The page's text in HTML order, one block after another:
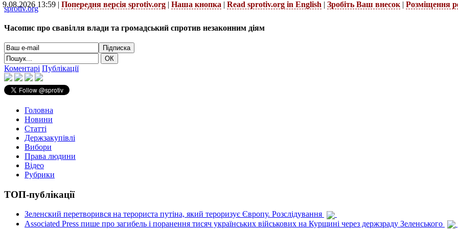
9.08.2026 13:59 | Попередня версія sprotiv.org | Наша кнопка | Read sprotiv.org in English | Зробіть Ваш внесок | Розміщення
sprotiv.org
Часопис про свавілля влади та громадський спротив незаконним діям
Коментарі Публікації
Головна
Новини
Статті
Держзакупівлі
Вибори
Права людини
Відео
Рубрики
ТОП-публікації
Зеленский перетворився на терориста путіна, який тероризує Європу. Розслідування
Associated Press пише про загибель і поранення тисяч українських військових на Курщині через держзраду Зеленського